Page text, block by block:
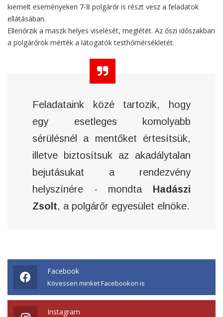
kiemelt eseményeken 7-8 polgárőr is részt vesz a feladatok
ellátásában.
Ellenőrzik a maszk helyes viselését, meglétét. Az őszi időszakban
a polgárőrök mérték a látogatók testhőmérsékletét.
Feladataink közé tartozik, hogy
egy esetleges komolyabb
sérülésnél a mentőket értesítsük,
illetve biztosítsuk az akadálytalan
bejutásukat a rendezvény
helyszínére - mondta Hadászi
Zsolt, a polgárőr egyesület elnöke.
Facebook
Kövessen minket Facebookon is
Instagram